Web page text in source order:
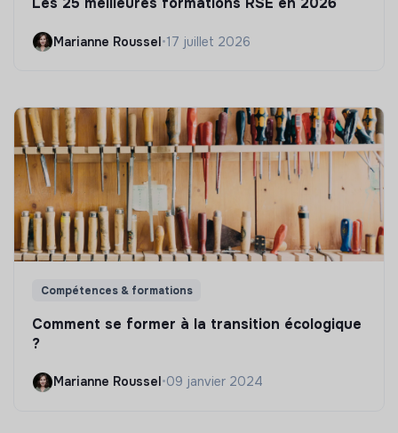
Marianne Roussel•17 juillet 2026
Compétences & formations
Comment se former à la transition écologique
?
Marianne Roussel •09 janvier 2024